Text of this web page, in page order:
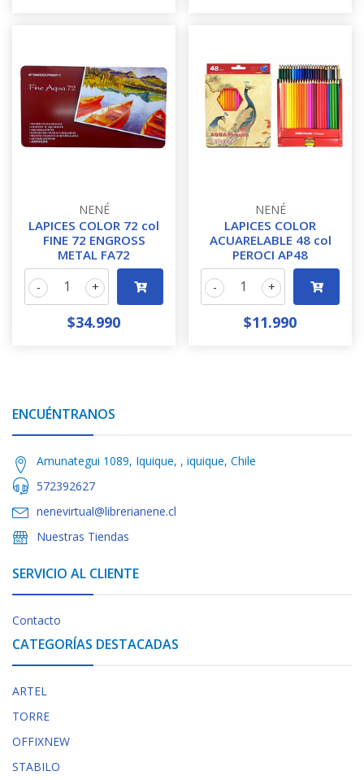
NENÉ
LAPICES COLOR 72 col
FINE 72 ENGROSS
METAL FA72
+
-
$34.990
NENÉ
LAPICES COLOR
ACUARELABLE 48 col
PEROCI AP48
+
-
$11.990
ENCUÉNTRANOS
Amunategui 1089, Iquique, , iquique, Chile
572392627
nenevirtual@librerianene.cl
Nuestras Tiendas
SERVICIO AL CLIENTE
Contacto
CATEGORÍAS DESTACADAS
ARTEL
TORRE
OFFIXNEW
STABILO